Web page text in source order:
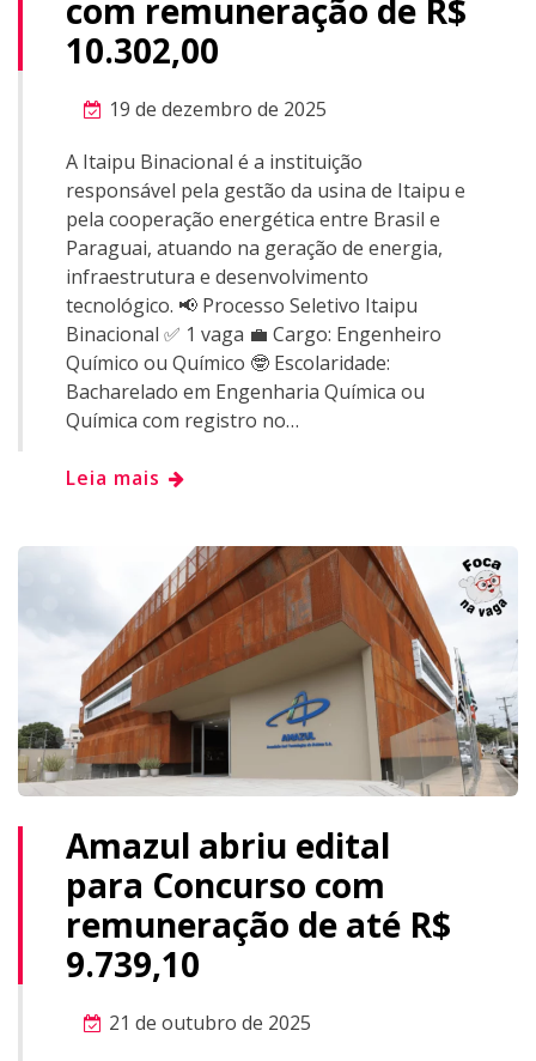
com remuneração de R$
10.302,00
19 de dezembro de 2025
A Itaipu Binacional é a instituição
responsável pela gestão da usina de Itaipu e
pela cooperação energética entre Brasil e
Paraguai, atuando na geração de energia,
infraestrutura e desenvolvimento
tecnológico. 📢 Processo Seletivo Itaipu
Binacional ✅ 1 vaga 💼 Cargo: Engenheiro
Químico ou Químico 🤓 Escolaridade:
Bacharelado em Engenharia Química ou
Química com registro no…
Leia mais
Amazul abriu edital
para Concurso com
remuneração de até R$
9.739,10
21 de outubro de 2025